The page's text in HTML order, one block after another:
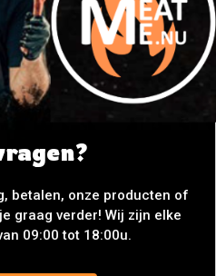
betalen, onze producten of
graag verder! Wij zijn elke
09:00 tot 18:00u.